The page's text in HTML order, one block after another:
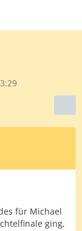
für Michael
ging,